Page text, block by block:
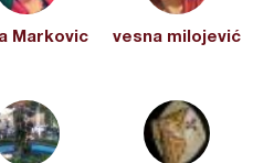
Markovic vesna milojević